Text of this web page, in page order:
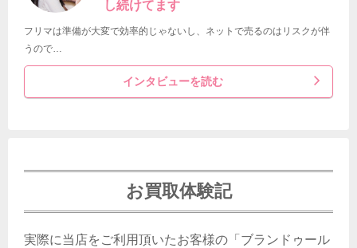
し続けてます
フリマは準備が大変で効率的じゃないし、ネットで売るのはリスクが伴
うので…
インタビューを読む
お買取体験記
実際に当店をご利用頂いたお客様の「ブランドゥール